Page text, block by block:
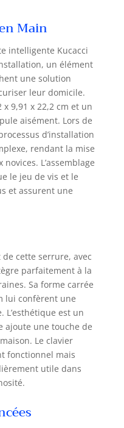
de
à code
au
ou aux
de
Profitez
entrée
sans clé
contrôle
rationalisé
tout le
Les clés
sont
comme
dormant,
de porte
bouton de porte
en
10
avec un
tournevis.
poignée
s'adapte
fois aux portes
et droite,
nécessitant
Main
intelligente Kucacci
un élément
une solution
leur domicile.
9,91 x 22,2 cm et un
aisément. Lors de
d’installation
rendant la mise
L’assemblage
le jeu de vis et le
et assurent une
cette serrure, avec
parfaitement à la
Sa forme carrée
lui confèrent une
est un
ajoute une touche de
Le clavier
fonctionnel mais
utile dans